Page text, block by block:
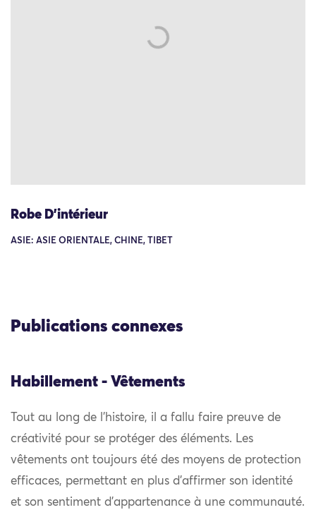
Robe D’intérieur
ASIE: ASIE ORIENTALE, CHINE, TIBET
Publications connexes
Habillement - Vêtements
Tout au long de l’histoire, il a fallu faire preuve de
créativité pour se protéger des éléments. Les
vêtements ont toujours été des moyens de protection
efficaces, permettant en plus d’affirmer son identité
et son sentiment d’appartenance à une communauté.